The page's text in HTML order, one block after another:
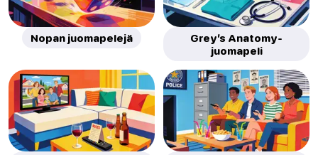
Nopan juomapelejä
Grey’s Anatomy-
juomapeli